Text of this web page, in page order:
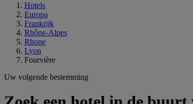
Hotels
Europa
Frankrijk
Rhône-Alpes
Rhone
Lyon
Fourvière
Uw volgende bestemming